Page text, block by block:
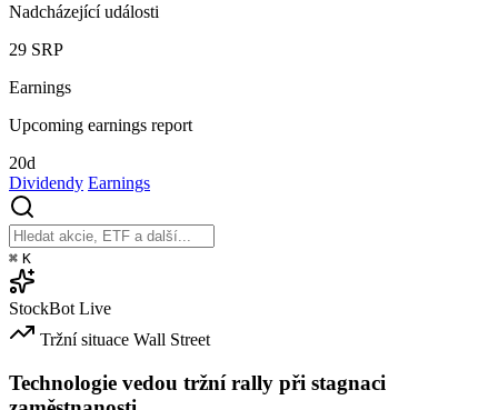
Nadcházející události
29 SRP
Earnings
Upcoming earnings report
20d
Dividendy Earnings
⌘ K
StockBot Live
Tržní situace Wall Street
Technologie vedou tržní rally při stagnaci